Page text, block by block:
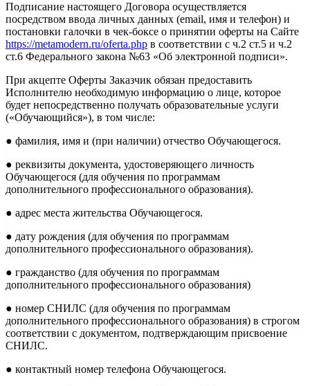
Подписание настоящего Договора осуществляется
посредством ввода личных данных (email, имя и телефон) и
постановки галочки в чек-боксе о принятии оферты на Сайте
https://metamodern.ru/oferta.php в соответствии с ч.2 ст.5 и ч.2
ст.6 Федерального закона №63 «Об электронной подписи».
При акцепте Оферты Заказчик обязан предоставить
Исполнителю необходимую информацию о лице, которое
будет непосредственно получать образовательные услуги
(«Обучающийся»), в том числе:
● фамилия, имя и (при наличии) отчество Обучающегося.
● реквизиты документа, удостоверяющего личность
Обучающегося (для обучения по программам
дополнительного профессионального образования).
● адрес места жительства Обучающегося.
● дату рождения (для обучения по программам
дополнительного профессионального образования).
● гражданство (для обучения по программам
дополнительного профессионального образования)
● номер СНИЛС (для обучения по программам
дополнительного профессионального образования) в строгом
соответствии с документом, подтверждающим присвоение
СНИЛС.
● контактный номер телефона Обучающегося.